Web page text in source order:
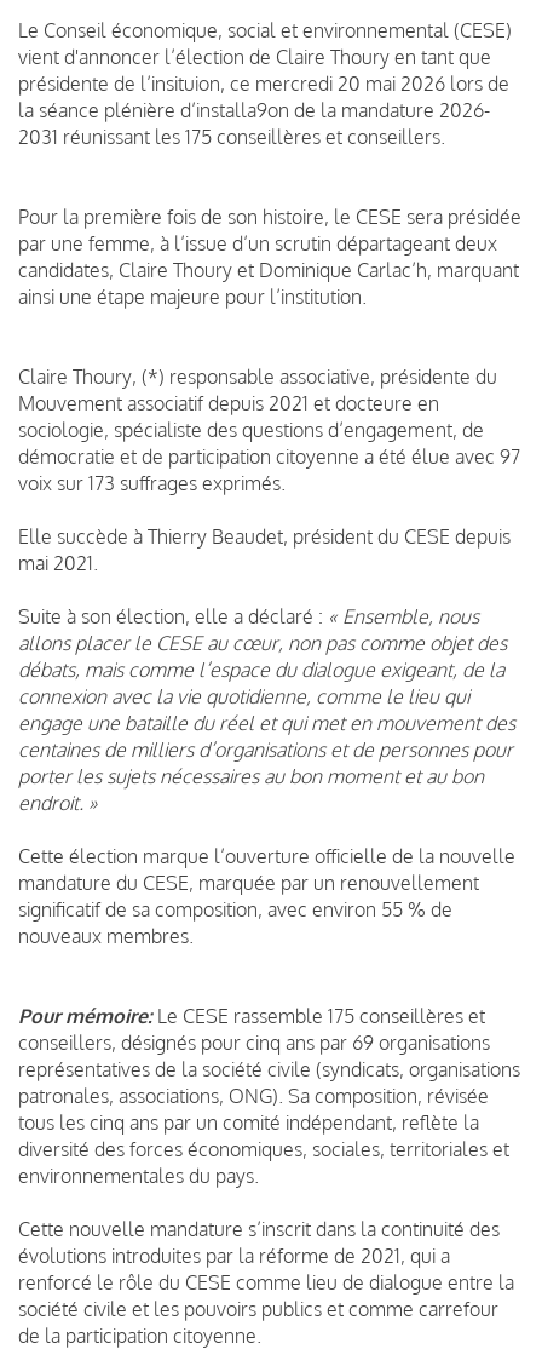
Le Conseil économique, social et environnemental (CESE)
vient d'annoncer l’élection de Claire Thoury en tant que
présidente de l’insituion, ce mercredi 20 mai 2026 lors de
la séance plénière d’installa9on de la mandature 2026-
2031 réunissant les 175 conseillères et conseillers.
Pour la première fois de son histoire, le CESE sera présidée
par une femme, à l’issue d’un scrutin départageant deux
candidates, Claire Thoury et Dominique Carlac’h, marquant
ainsi une étape majeure pour l’institution.
Claire Thoury, (*) responsable associative, présidente du
Mouvement associatif depuis 2021 et docteure en
sociologie, spécialiste des questions d’engagement, de
démocratie et de participation citoyenne a été élue avec 97
voix sur 173 suffrages exprimés.
Elle succède à Thierry Beaudet, président du CESE depuis
mai 2021.
Suite à son élection, elle a déclaré : « Ensemble, nous
allons placer le CESE au cœur, non pas comme objet des
débats, mais comme l’espace du dialogue exigeant, de la
connexion avec la vie quotidienne, comme le lieu qui
engage une bataille du réel et qui met en mouvement des
centaines de milliers d’organisations et de personnes pour
porter les sujets nécessaires au bon moment et au bon
endroit. »
Cette élection marque l’ouverture officielle de la nouvelle
mandature du CESE, marquée par un renouvellement
significatif de sa composition, avec environ 55 % de
nouveaux membres.
Pour mémoire: Le CESE rassemble 175 conseillères et
conseillers, désignés pour cinq ans par 69 organisations
représentatives de la société civile (syndicats, organisations
patronales, associations, ONG). Sa composition, révisée
tous les cinq ans par un comité indépendant, reflète la
diversité des forces économiques, sociales, territoriales et
environnementales du pays.
Cette nouvelle mandature s’inscrit dans la continuité des
évolutions introduites par la réforme de 2021, qui a
renforcé le rôle du CESE comme lieu de dialogue entre la
société civile et les pouvoirs publics et comme carrefour
de la participation citoyenne.